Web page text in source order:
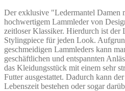
gewählt
werden
Der exklusive "Ledermantel Damen
hochwertigem Lammleder von
zeitloser Klassiker. Hierdurch ist der
Stylingpiece für jeden Look.
geschmeidigen Lammleders kann
geschäftlichen und entspannten
das Kleidungsstück mit einem sehr
Futter ausgestattet. Dadurch kann
Lebenszeit bestehen oder sogar